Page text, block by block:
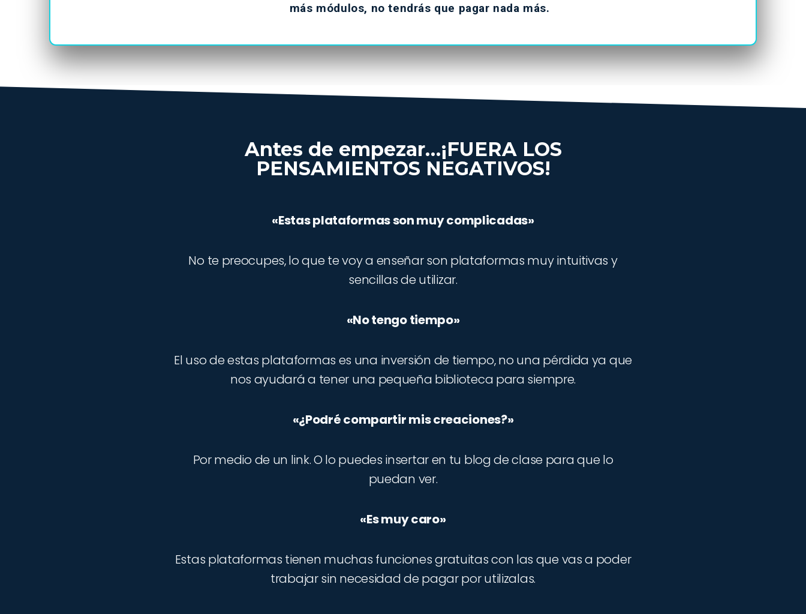
más módulos, no tendrás que pagar nada más.
Antes de empezar…¡FUERA LOS
PENSAMIENTOS NEGATIVOS!
«Estas plataformas son muy complicadas»
No te preocupes, lo que te voy a enseñar son plataformas muy intuitivas y
sencillas de utilizar.
«No tengo tiempo»
El uso de estas plataformas es una inversión de tiempo, no una pérdida ya que
nos ayudará a tener una pequeña biblioteca para siempre.
«¿Podré compartir mis creaciones?»
Por medio de un link. O lo puedes insertar en tu blog de clase para que lo
puedan ver.
«Es muy caro»
Estas plataformas tienen muchas funciones gratuitas con las que vas a poder
trabajar sin necesidad de pagar por utilizalas.